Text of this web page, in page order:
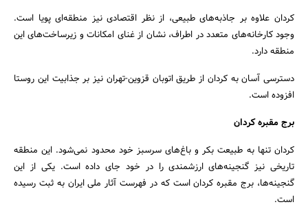
کردان علاوه بر جاذبه‌های طبیعی، از نظر اقتصادی نیز منطقه‌ای پویا است.
وجود کارخانه‌های متعدد در اطراف، نشان از غنای امکانات و زیرساخت‌های این
منطقه دارد.
دسترسی آسان به کردان از طریق اتوبان قزوین-تهران نیز بر جذابیت این روستا
افزوده است.
برج مقبره کردان
کردان تنها به طبیعت بکر و باغ‌های سرسبز خود محدود نمی‌شود. این منطقه
تاریخی نیز گنجینه‌های ارزشمندی را در خود جای داده است. یکی از این
گنجینه‌ها، برج مقبره کردان است که در فهرست آثار ملی ایران به ثبت رسیده
است.